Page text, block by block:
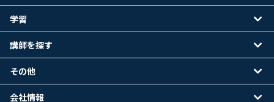
学習
講師を探す
その他
会社情報